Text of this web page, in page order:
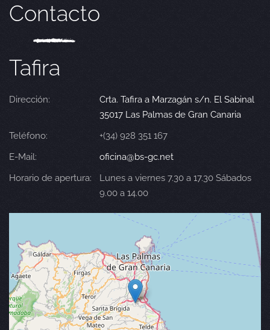
Contacto
Tafira
Dirección:
Crta. Tafira a Marzagán s/n. El Sabinal
35017 Las Palmas de Gran Canaria
Teléfono:
+(34) 928 351 167
E-Mail:
oficina@bs-gc.net
Horario de apertura:
Lunes a viernes 7.30 a 17.30 Sábados
9.00 a 14.00